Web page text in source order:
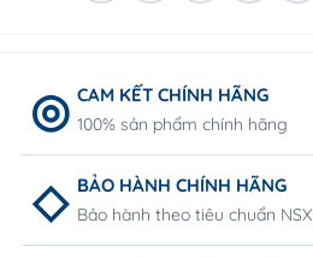
CAM KẾT CHÍNH HÃNG
100% sản phẩm chính hãng
BẢO HÀNH CHÍNH HÃNG
Bảo hành theo tiêu chuẩn NSX